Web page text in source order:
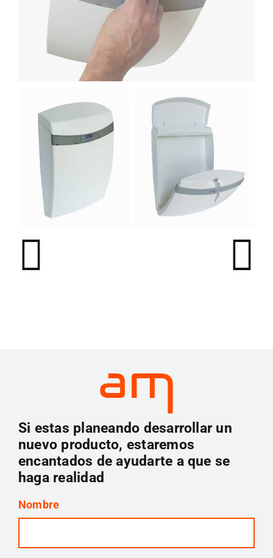
Si estas planeando desarrollar un
nuevo producto, estaremos
encantados de ayudarte a que se
haga realidad
Nombre